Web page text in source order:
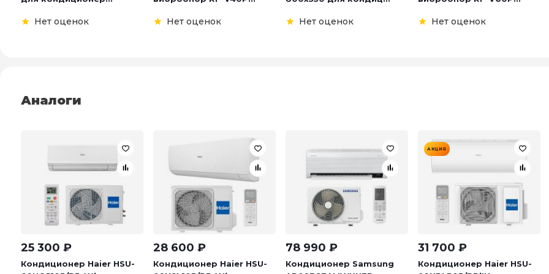
Нет оценок Нет оценок Нет оценок Нет оценок
Аналоги
25 300 ₽
Кондиционер Haier HSU-
28 600 ₽
Кондиционер Haier HSU-
78 990 ₽
Кондиционер Samsung
АКЦИЯ
31 700 ₽
Кондиционер Haier HSU-